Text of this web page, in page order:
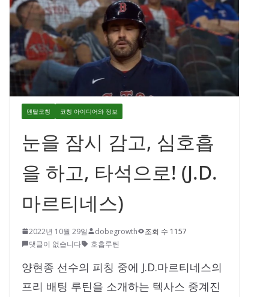
멘탈코칭 코칭 아이디어와 정보
눈을 잠시 감고, 심호흡
을 하고, 타석으로! (J.D.
마르티네스)
2022년 10월 29일 dobegrowth
조회 수 1157
댓글이 없습니다
호흡루틴
양현종 선수의 피칭 중에 J.D.마르티네스의
프리 배팅 루틴을 소개하는 텍사스 중계진